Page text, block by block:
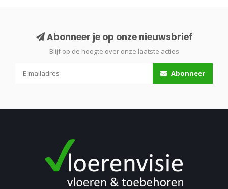
Abonneer je op onze nieuwsbrief
Blijf op de hoogte over onze laatste acties
Abonneer